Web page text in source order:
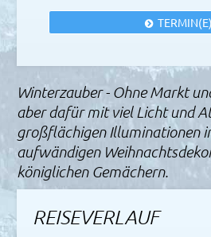
TERMIN(E)
Winterzauber - Ohne Markt
aber dafür mit viel Licht und
großflächigen Illuminationen
aufwändigen
königlichen Gemächern.
REISEVERLAUF